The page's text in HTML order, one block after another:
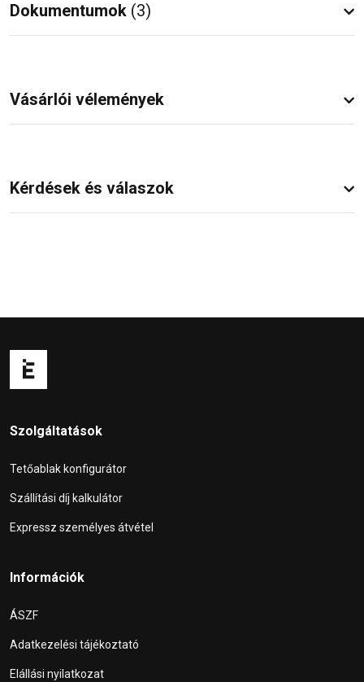
Dokumentumok (3)
Vásárlói vélemények
Kérdések és válaszok
Szolgáltatások
Tetőablak konfigurátor
Szállítási díj kalkulátor
Expressz személyes átvétel
Információk
ÁSZF
Adatkezelési tájékoztató
Elállási nyilatkozat